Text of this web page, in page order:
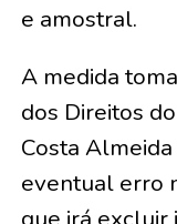
e amostral.
A medida
dos Direitos
Costa
eventual erro